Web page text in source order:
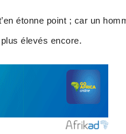
étonne point ; car un
élevés encore.